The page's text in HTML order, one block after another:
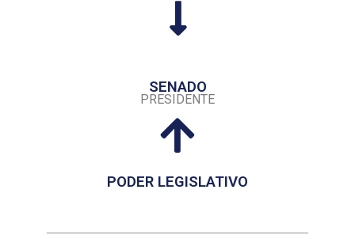
SENADO
PRESIDENTE
PODER LEGISLATIVO